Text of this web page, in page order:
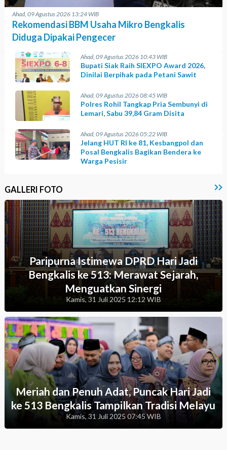
Ahad, 09 Agustus 2026 13:24 WIB
Rekomendasi BBM Usaha Mikro Bengkalis
Diduga Dipakai Pengecer
Ahad, 09 Agustus 2026 10:43 WIB
Bupati Siak Raih SIEXPO Award 2026,
Dinilai Berpihak pada Petani Sawit
Ahad, 09 Agustus 2026 08:45 WIB
Polres Rohil Tangkap Pria Sembunyi di
Lemari, Sabu 39,84 Gram Disita
Ahad, 09 Agustus 2026 05:22 WIB
Jelang HUT RI ke 81, Kesbangpol dan
Posal Bengkalis Bagikan Bendera ke
Warga Pesisir
GALLERI FOTO
Paripurna Istimewa DPRD Hari Jadi
Bengkalis ke 513: Merawat Sejarah,
Menguatkan Sinergi
Kamis, 31 Juli 2025 12:12 WIB
Meriah dan Penuh Adat, Puncak Hari Jadi
ke 513 Bengkalis Tampilkan Tradisi Melayu
Kamis, 31 Juli 2025 07:45 WIB